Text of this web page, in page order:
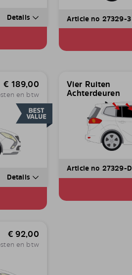
Details Article no 27329-3
€ 189,00
en btw
Details
Vier Ruiten
Achterdeuren
Article no 27329-D
€ 92,00
en btw